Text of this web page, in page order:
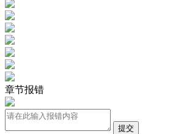
章节报错
提交